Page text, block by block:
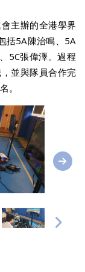
主辦的全港學界
括5A陳治鳴、5A
5C張偉澤。過程
並與隊員合作完
。